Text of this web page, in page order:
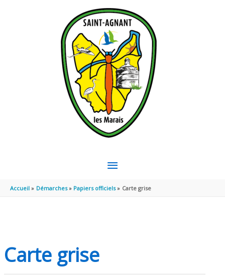
MENU
PRINCIPAL
Accueil Démarches Papiers officiels Carte grise
Carte grise